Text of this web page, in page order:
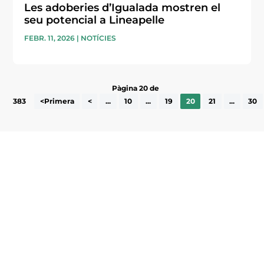
Les adoberies d’Igualada mostren el
seu potencial a Lineapelle
FEBR. 11, 2026 | NOTÍCIES
Pàgina 20 de
383
<Primera < ... 10 ... 19 20 21 ... 30